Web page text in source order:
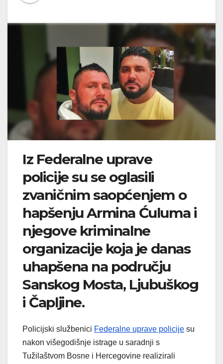
Iz Federalne uprave
policije su se oglasili
zvaničnim saopćenjem o
hapšenju Armina Ćuluma i
njegove kriminalne
organizacije koja je danas
uhapšena na području
Sanskog Mosta, Ljubuškog
i Čapljine.
Policijski službenici Federalne uprave policije su
nakon višegodišnje istrage u saradnji s
Tužilaštvom Bosne i Hercegovine realizirali